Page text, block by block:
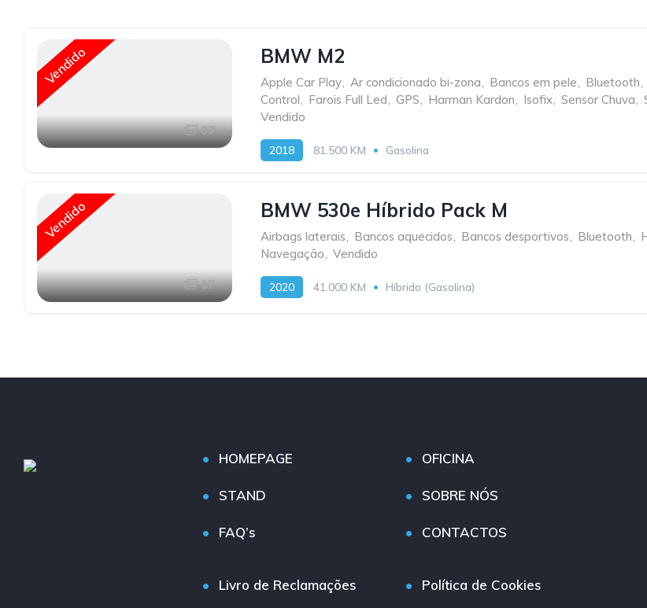
Vendido
37
BMW M2
Apple Car Play, Ar condicionado bi-zona, Bancos em pele, Bluetooth,
Control, Farois Full Led, GPS, Harman Kardon, Isofix, Sensor Chuva,
Vendido
2018 81.500 KM Gasolina
Vendido
17
BMW 530e Híbrido Pack M
Airbags laterais, Bancos aquecidos, Bancos desportivos, Bluetooth,
Navegação, Vendido
2020 41.000 KM Híbrido (Gasolina)
HOMEPAGE OFICINA
STAND SOBRE NÓS
FAQ’s CONTACTOS
Livro de Reclamações Política de Cookies